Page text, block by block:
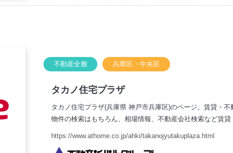
不動産全般 兵庫区・中央区
タカノ住宅プラザ
タカノ住宅プラザ(兵庫県 神戸市兵庫区)のページ。賃貸・
物件の検索はもちろん、相場情報、不動産会社検索など賃貸
https://www.athome.co.jp/ahki/takanojyutakuplaza.html